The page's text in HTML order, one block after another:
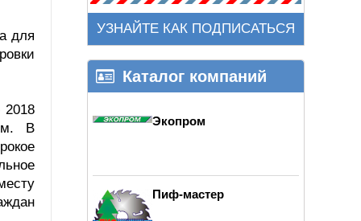
для
2018
В
УЗНАЙТЕ КАК ПОДПИСАТЬСЯ
Каталог компаний
Экопром
Пиф-мастер